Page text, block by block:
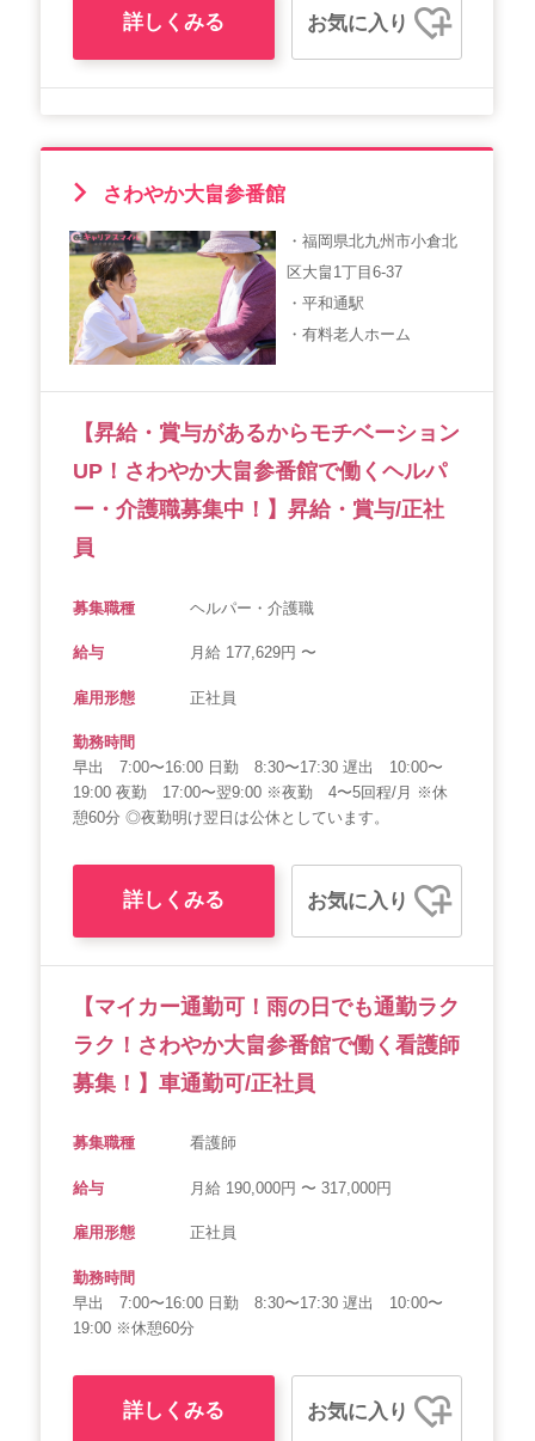
詳しくみる お気に入り
さわやか大畠参番館
・福岡県北九州市小倉北
区大畠1丁目6-37
・平和通駅
・有料老人ホーム
【昇給・賞与があるからモチベーション
UP！さわやか大畠参番館で働くヘルパ
ー・介護職募集中！】昇給・賞与/正社
員
募集職種 ヘルパー・介護職
給与 月給 177,629円 〜
雇用形態 正社員
勤務時間
早出 7:00〜16:00 日勤 8:30〜17:30 遅出 10:00〜
19:00 夜勤 17:00〜翌9:00 ※夜勤 4〜5回程/月 ※休
憩60分 ◎夜勤明け翌日は公休としています。
詳しくみる お気に入り
【マイカー通勤可！雨の日でも通勤ラク
ラク！さわやか大畠参番館で働く看護師
募集！】車通勤可/正社員
募集職種 看護師
給与 月給 190,000円 〜 317,000円
雇用形態 正社員
勤務時間
早出 7:00〜16:00 日勤 8:30〜17:30 遅出 10:00〜
19:00 ※休憩60分
詳しくみる お気に入り